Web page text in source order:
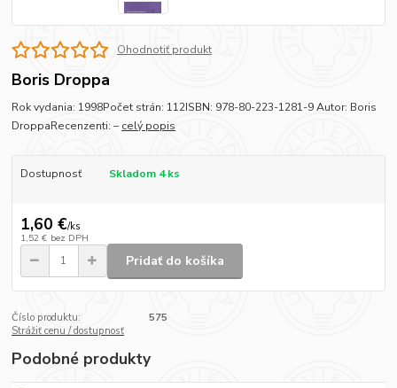
Ohodnotiť produkt
Boris Droppa
Rok vydania: 1998Počet strán: 112ISBN: 978-80-223-1281-9 Autor: Boris
DroppaRecenzenti: – celý popis
Dostupnosť Skladom 4 ks
1,60 €/ks
1,52 € bez DPH
Pridať do košíka
Číslo produktu:
575
Strážiť cenu / dostupnosť
Podobné produkty